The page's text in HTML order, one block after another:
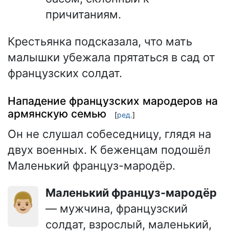
причитаниям.
Крестьянка подсказала, что мать
малышки убежала прятаться в сад от
французских солдат.
Нападение французских мародеров на
армянскую семью
[ред.]
Он не слушал собеседницу, глядя на
двух военных. К беженцам подошёл
Маленький француз-мародёр.
👨🏼
Маленький француз-мародёр
— мужчина, французский
солдат, взрослый, маленький,